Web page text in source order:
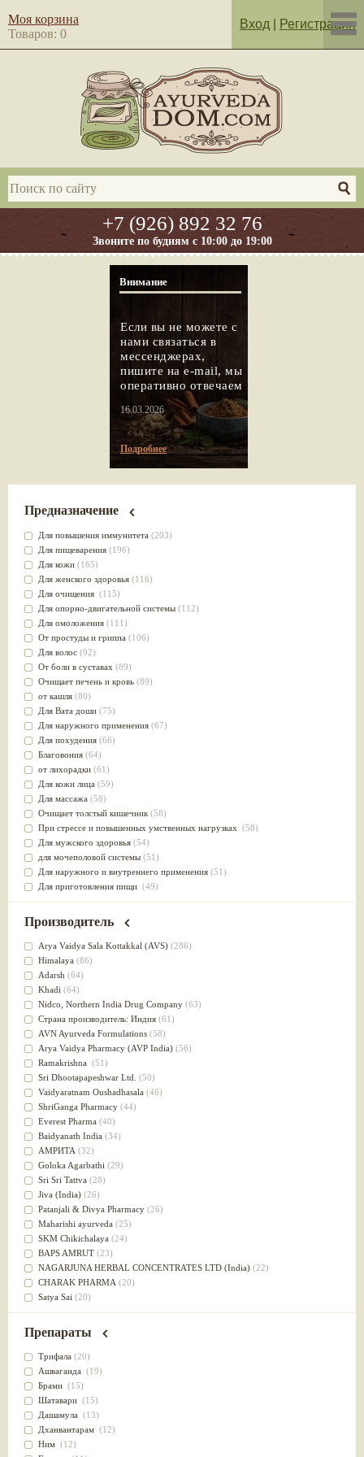
+7 (926) 892 32 76
Звоните по будням с 10:00 до 19:00
Моя корзина
Товаров: 0
Вход Регистрация
Внимание
Если вы не можете с
нами связаться в
мессенджерах,
пишите на e-mail, мы
оперативно отвечаем
16.03.2026
Подробнее
Предназначение
Для повышения иммунитета (203)
Для пищеварения (196)
Для кожи (165)
Для женского здоровья (116)
Для очищения (115)
Для опорно-двигательной системы (112)
Для омоложения (111)
От простуды и гриппа (106)
Для волос (92)
От боли в суставах (89)
Очищает печень и кровь (89)
от кашля (80)
Для Вата доши (75)
Для наружного применения (67)
Для похудения (66)
Благовония (64)
от лихорадки (61)
Для кожи лица (59)
Для массажа (58)
Очищает толстый кишечник (58)
При стрессе и повышенных умственных нагрузках (58)
Для мужского здоровья (54)
для мочеполовой системы (51)
Для наружного и внутреннего применения (51)
Для приготовления пищи (49)
от инфекций мочеполовой системы(49)
для суставов
Лечит опухоли и отеки(46)
Для медитации
выводит токсины
Для здоровья печени
Для тела(39)
для очищения крови(38)
При диабете(38)
Антиоксидант(37)
Для Капха(Кафа) доши
От паразитов(37)
При расстройстве желудка (36)
Успокоительное(36)
Для глаз(34)
от геморроя(34)
Противовоспалительное
Для Питта доши(32)
Для сердца(32)
Для сосудов головного мозга
Для полости рта(32)
Дефицит железа(31)
Для лица(31)
Употребление в пищу
Ароматерапия(29)
Жаропонижающее(29)
для памяти(28)
для почек(28)
Слабительное (28)
Афродизиак(27)
Напитки(27)
Для йоги (27)
Для потенции(26)
Для душа(25)
для концентрации внимания
при нарушении эрекции
Производитель
Arya Vaidya Sala Kottakkal (AVS) (286)
Himalaya (86)
Adarsh (64)
Khadi (64)
Nidсo, Northern India Drug Company (63)
Страна производитель: Индия (61)
AVN Ayurveda Formulations (58)
Arya Vaidya Pharmacy (AVP India) (56)
Ramakrishna (51)
Sri Dhootapapeshwar Ltd. (50)
Vaidyaratnam Oushadhasala (46)
ShriGanga Pharmacy (44)
Everest Pharma (40)
Baidyanath India (34)
АМРИТА (32)
Goloka Agarbathi (29)
Sri Sri Tattva (28)
Jiva (India) (26)
Patanjali & Divya Pharmacy (26)
Maharishi ayurveda (25)
SKM Chikichalaya (24)
BAPS AMRUT (23)
NAGARJUNA HERBAL CONCENTRATES LTD (India) (22)
CHARAK PHARMA (20)
Satya Sai (20)
Vyas(20)
Kerala Ayurveda
(19)
Organic India pvt ltd
Lalita(16)
Ashtang Herbals
Alarsin(14)
Vasu Health care
Baraka(13)
Dabur India Ltd
Препараты
Трифала (20)
Ашваганда (19)
Брами (15)
Шатавари (15)
Дашамула (13)
Дханвантарам (12)
Ним (12)